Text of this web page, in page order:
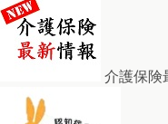
介護保険